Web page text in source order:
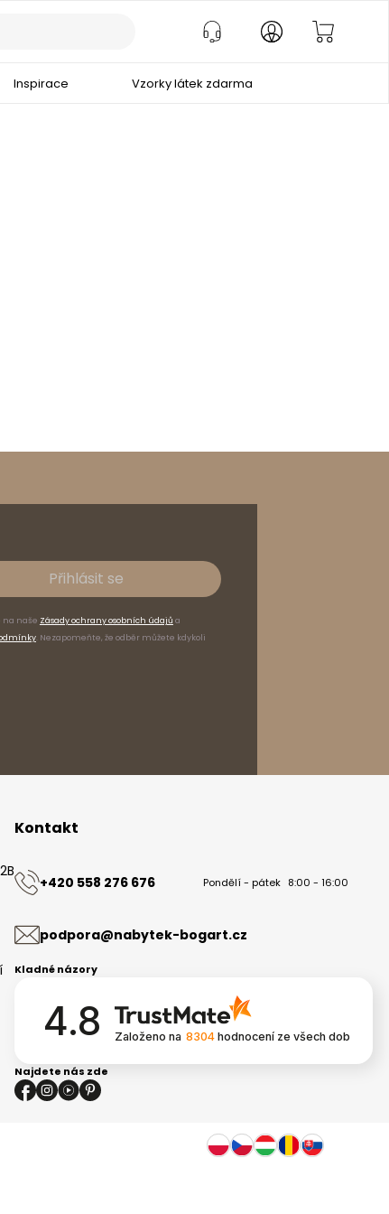
Inspirace Vzorky látek zdarma
Přihlásit se
na naše Zásady ochrany osobních údajů a
. Nezapomeňte, že odběr můžete kdykoli
Kontakt
+420 558 276 676 Pondělí - pátek 8:00 - 16:00
podpora@nabytek-bogart.cz
Kladné názory
4.8 Založeno na 8304 hodnocení ze všech dob
Najdete nás zde